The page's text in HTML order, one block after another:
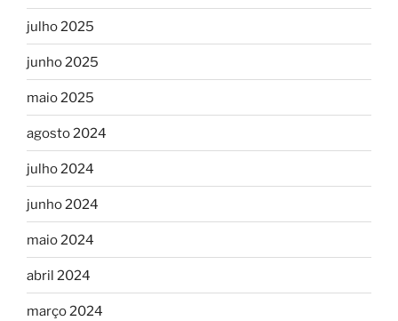
julho 2025
junho 2025
maio 2025
agosto 2024
julho 2024
junho 2024
maio 2024
abril 2024
março 2024